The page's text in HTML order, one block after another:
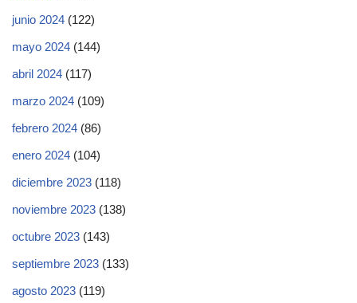
junio 2024 (122)
mayo 2024 (144)
abril 2024 (117)
marzo 2024 (109)
febrero 2024 (86)
enero 2024 (104)
diciembre 2023 (118)
noviembre 2023 (138)
octubre 2023 (143)
septiembre 2023 (133)
agosto 2023 (119)